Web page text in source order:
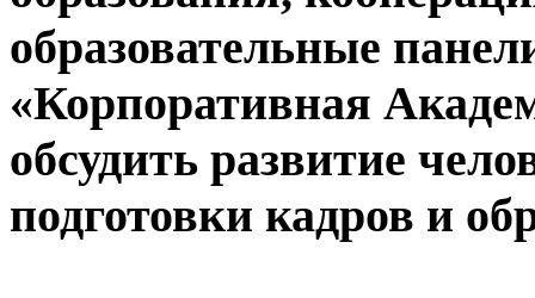
образовательные
«Корпоративная
обсудить развитие
подготовки кадров и